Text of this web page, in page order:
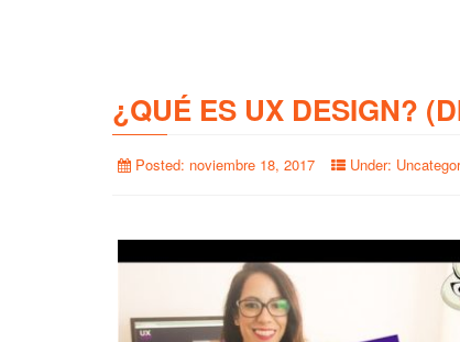
¿QUÉ ES UX DESIGN?
Posted: noviembre 18, 2017 Under: